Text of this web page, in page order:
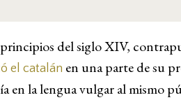
del siglo XIV,
el catalán en una parte de su
en la lengua vulgar al mismo